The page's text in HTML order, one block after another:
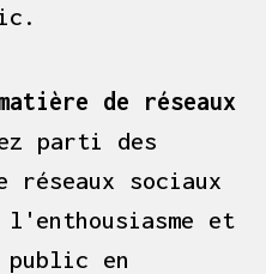
de réseaux
parti des
réseaux sociaux
et
public en